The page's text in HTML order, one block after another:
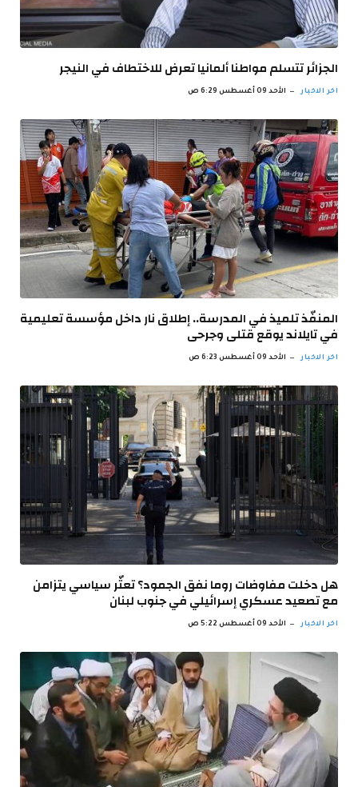
الجزائر تتسلم مواطنا ألمانيا تعرض للاختطاف في النيجر
اخر الاخبار الأحد 09 أغسطس 6:29 ص
المنفّذ تلميذ في المدرسة.. إطلاق نار داخل مؤسسة تعليمية
في تايلاند يوقع قتلى وجرحى
اخر الاخبار الأحد 09 أغسطس 6:23 ص
هل دخلت مفاوضات روما نفق الجمود؟ تعثّر سياسي يتزامن
مع تصعيد عسكري إسرائيلي في جنوب لبنان
اخر الاخبار الأحد 09 أغسطس 5:22 ص